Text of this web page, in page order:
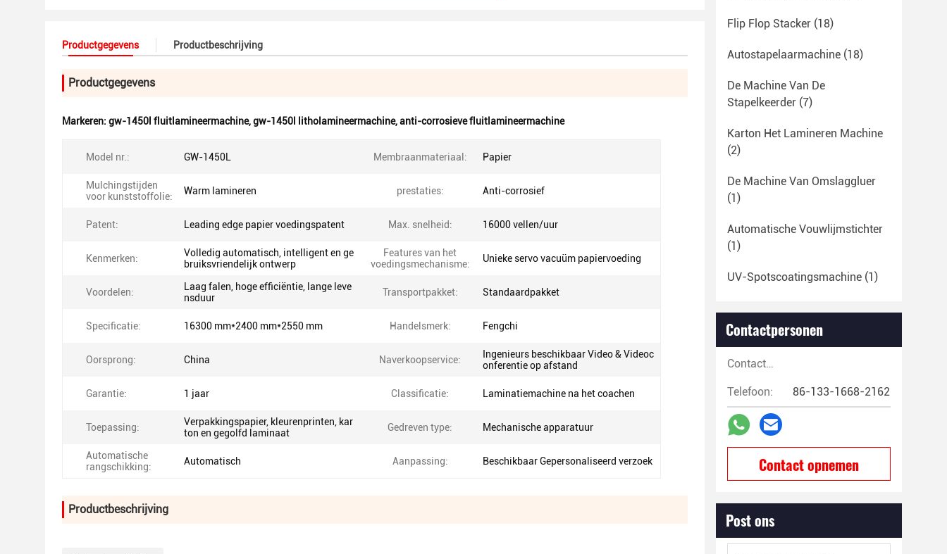
Productgegevens Productbeschrijving
Productgegevens
Markeren: gw-1450l fluitlamineermachine,gw-1450l litholamineermachine,anti-corrosieve fluitlamineermachine
Model nr.: GW-1450L Membraanmateriaal: Papier
Mulchingstijden
voor kunststoffolie:
Warm lamineren prestaties: Anti-corrosief
Patent: Leading edge papier voedingspatent Max. snelheid: 16000 vellen/uur
Kenmerken:
Volledig automatisch, intelligent en ge
bruiksvriendelijk ontwerp
Features van het
voedingsmechanisme:
Unieke servo vacuüm papiervoeding
Voordelen:
Laag falen, hoge efficiëntie, lange leve
nsduur
Transportpakket: Standaardpakket
Specificatie: 16300 mm*2400 mm*2550 mm Handelsmerk: Fengchi
Oorsprong: China Naverkoopservice:
Ingenieurs beschikbaar Video & Videoc
onferentie op afstand
Garantie: 1 jaar Classificatie: Laminatiemachine na het coachen
Toepassing:
Verpakkingspapier, kleurenprinten, kar
ton en gegolfd laminaat
Gedreven type: Mechanische apparatuur
Automatische
rangschikking:
Automatisch Aanpassing: Beschikbaar Gepersonaliseerd verzoek
Productbeschrijving
Flip Flop Stacker (18)
Autostapelaarmachine (18)
De Machine Van De
Stapelkeerder (7)
Karton Het Lamineren Machine
(2)
De Machine Van Omslaggluer
(1)
Automatische Vouwlijmstichter
(1)
UV-Spotscoatingsmachine (1)
Contactpersonen
Contactpersonen:
Telefoon: 86-133-1668-2162
Contact opnemen
Post ons